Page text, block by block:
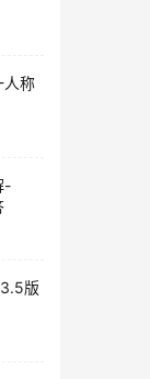
人称
-
版